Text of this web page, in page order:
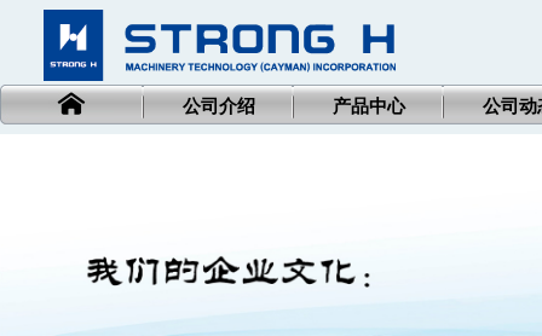
公司介绍 产品中心 公司动